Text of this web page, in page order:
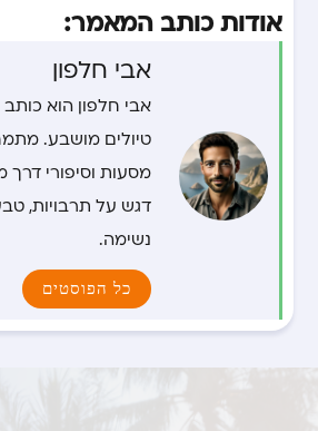
אודות כותב המאמר:
אבי חלפון
אבי חלפון הוא
טיולים מושבע.
מסעות וסיפורי דרך
דגש על תרבויות,
נשימה.
כל הפוסטים